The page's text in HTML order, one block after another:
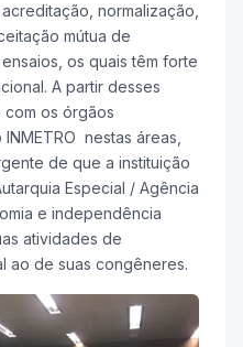
normalização,
mútua de
os quais têm forte
A partir desses
os órgãos
nestas áreas,
de que a instituição
Especial / Agência
e independência
atividades de
ao de suas congêneres.